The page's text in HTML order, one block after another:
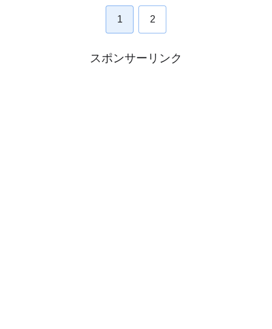
1 2
スポンサーリンク